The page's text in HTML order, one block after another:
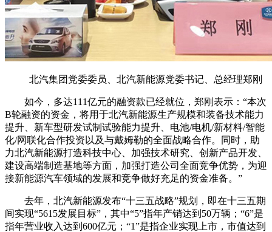
北汽集团党委委员、北汽新能源党委书记、总经理郑刚
如今，多达111亿元的融资款已经就位，郑刚表示：“本次
B轮融资的资金，将用于北汽新能源生产规模和装备技术能力
提升、新车型研发试制试验能力提升、电池/电机/新材料/智能
化/网联化合作投资以及与戴姆勒的全面战略合作。同时，助
力北汽新能源打造科技中心、加强技术研究、创新产品开发、
建设高端制造基地等方面，加强打造公司全面竞争优势，为迎
接新能源汽车领域的发展和竞争做好充足的资金准备。”
去年，北汽新能源发布“十三五战略”规划，即在十三五期
间实现“5615发展目标”，其中“5”指年产销达到50万辆；“6”是
指年营业收入达到600亿元；“1”是指企业实现上市，市值达到